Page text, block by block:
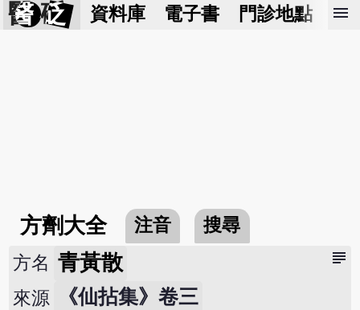
醫 砭 資料庫 電子書 門診地點 預
menu
方劑大全 注音 搜尋
subject
方名 青黃散
來源 《仙拈集》卷三